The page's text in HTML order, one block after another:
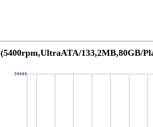
(5400rpm,UltraATA/133,2MB,80GB/